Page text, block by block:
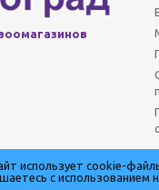
использует cookie-
с